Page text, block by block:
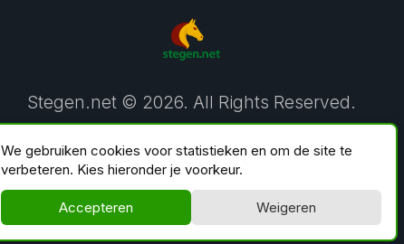
Stegen.net © 2026. All Rights Reserved.
We gebruiken cookies voor statistieken en om de site te
verbeteren. Kies hieronder je voorkeur.
Accepteren Weigeren